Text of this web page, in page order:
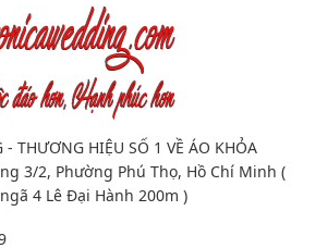
- THƯƠNG HIỆU SỐ 1 VỀ ÁO KHỎA
3/2, Phường Phú Thọ, Hồ Chí Minh (
4 Lê Đại Hành 200m )